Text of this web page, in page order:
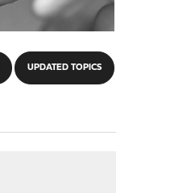
UPDATED TOPICS